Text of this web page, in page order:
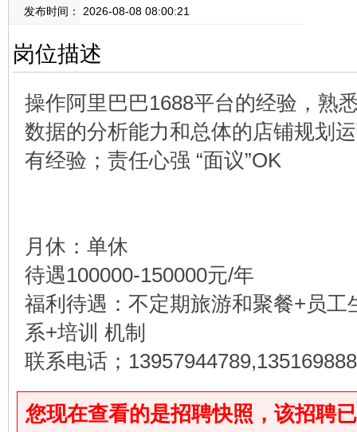
发布时间：
2026-08-08 08:00:21
岗位描述
操作阿里巴巴1688平台的经验，熟
数据的分析能力和总体的店铺规划
有经验；责任心强 “面议”OK
月休：单休
待遇100000-150000元/年
福利待遇：不定期旅游和聚餐+员工
系+培训 机制
联系电话；
您现在查看的是招聘快照，该招聘